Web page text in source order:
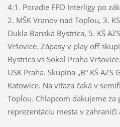
4:1. Poradie FPD Interligy po
2. MŠK Vranov nad Topľou, 3.
Dukla Banská Bystrica, 5. KŚ
Vršovice. Zápasy v play off
Bystrica vs Sokol Praha
USK Praha. Skupina „B“ KŚ AZS
Katowice. Na víťaza čaká v
Topľou. Chlapcom ďakujeme za
reprezentáciu mesta v